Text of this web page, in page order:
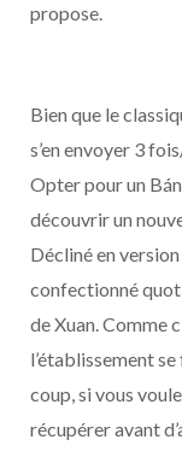
propose.
Bien que le
s’en envoyer 3
Opter pour un
découvrir un
Décliné en
confectionné
de Xuan. Comme
l’établissement
coup, si vous
récupérer avant